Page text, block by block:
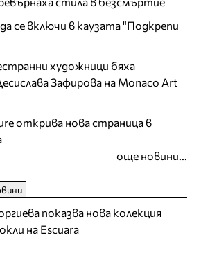
се включи в каузата "Подкрепи
художници бяха
Зафирова на Monaco Art
открива нова страница в
още новини...
показва нова колекция
на Escuara